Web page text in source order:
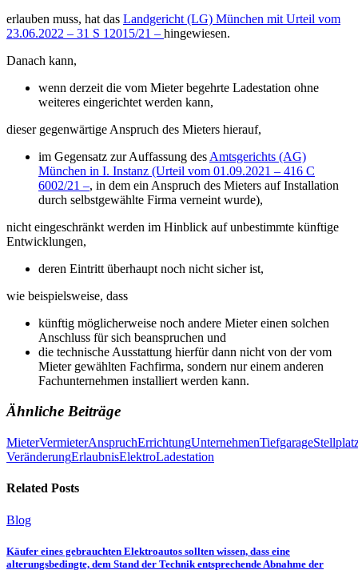
erlauben muss, hat das Landgericht (LG) München mit Urteil vom
23.06.2022 – 31 S 12015/21 – hingewiesen.
Danach kann,
wenn derzeit die vom Mieter begehrte Ladestation ohne
weiteres eingerichtet werden kann,
dieser gegenwärtige Anspruch des Mieters hierauf,
im Gegensatz zur Auffassung des Amtsgerichts (AG)
München in I. Instanz (Urteil vom 01.09.2021 – 416 C
6002/21 –, in dem ein Anspruch des Mieters auf Installation
durch selbstgewählte Firma verneint wurde),
nicht eingeschränkt werden im Hinblick auf unbestimmte künftige
Entwicklungen,
deren Eintritt überhaupt noch nicht sicher ist,
wie beispielsweise, dass
künftig möglicherweise noch andere Mieter einen solchen
Anschluss für sich beanspruchen und
die technische Ausstattung hierfür dann nicht von der vom
Mieter gewählten Fachfirma, sondern nur einem anderen
Fachunternehmen installiert werden kann.
Ähnliche Beiträge
MieterVermieterAnspruchErrichtungUnternehmenTiefgarage
VeränderungErlaubnisElektroLadestation
Related Posts
Blog
Käufer eines gebrauchten Elektroautos sollten wissen, dass eine
alterungsbedingte, dem Stand der Technik entsprechende Abnahme der